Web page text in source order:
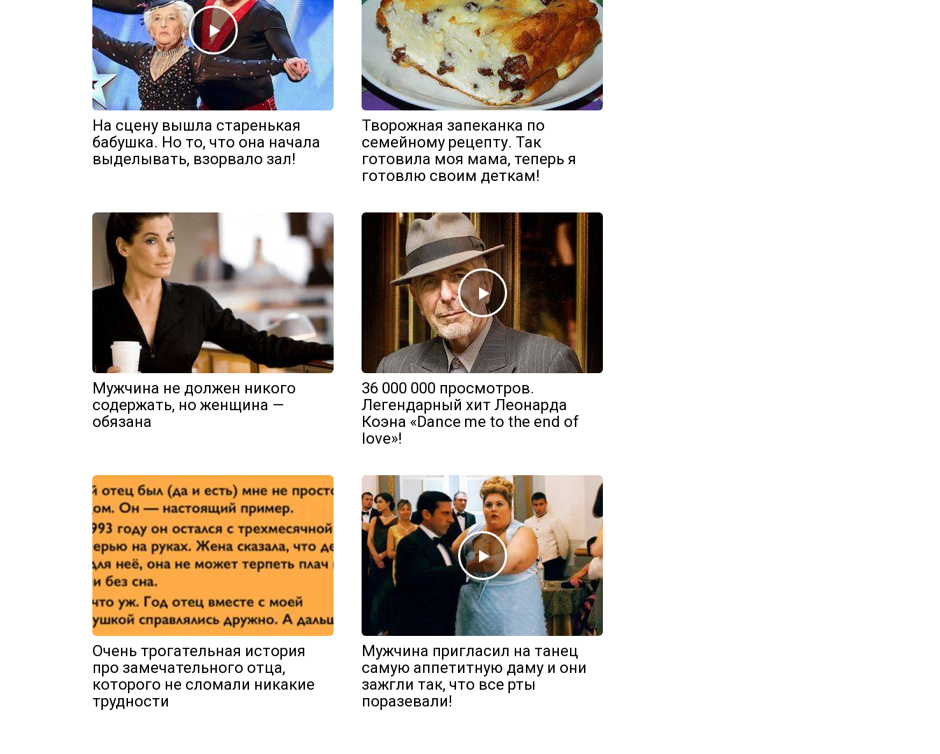
На сцену вышла старенькая
бабушка. Но то, что она начала
выделывать, взорвало зал!
Творожная запеканка по
семейному рецепту. Так
готовила моя мама, теперь я
готовлю своим деткам!
Мужчина не должен никого
содержать, но женщина —
обязана
36 000 000 просмотров.
Легендарный хит Леонарда
Коэна «Dance me to the end of
love»!
Очень трогательная история
про замечательного отца,
которого не сломали никакие
трудности
Мужчина пригласил на танец
самую аппетитную даму и они
зажгли так, что все рты
поразевали!